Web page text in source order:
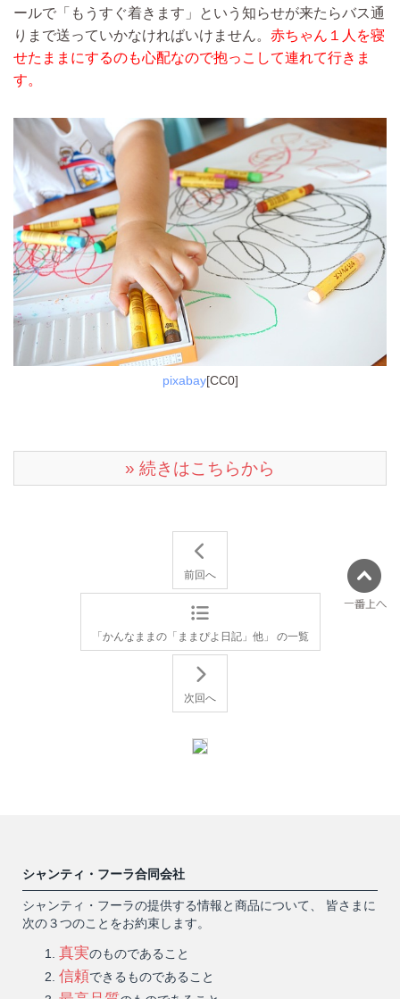
ールで「もうすぐ着きます」という知らせが来たらバス通
りまで送っていかなければいけません。 赤ちゃん１人を寝
せたままにするのも心配なので抱っこして連れて行きま
す。
pixabay[CC0]
» 続きはこちらから
前回へ
「かんなままの「ままぴよ日記」他」 の一覧
次回へ
シャンティ・フーラ合同会社
シャンティ・フーラの提供する情報と商品について、 皆さまに
次の３つのことをお約束します。
真実のものであること
信頼できるものであること